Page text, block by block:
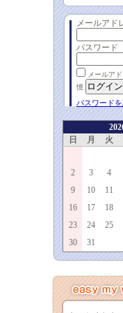
メールアド
パスワード
メールア
憶
パスワード
日
月 火
2
3 4
9
10 11
16
17 18
23
24 25
30
31